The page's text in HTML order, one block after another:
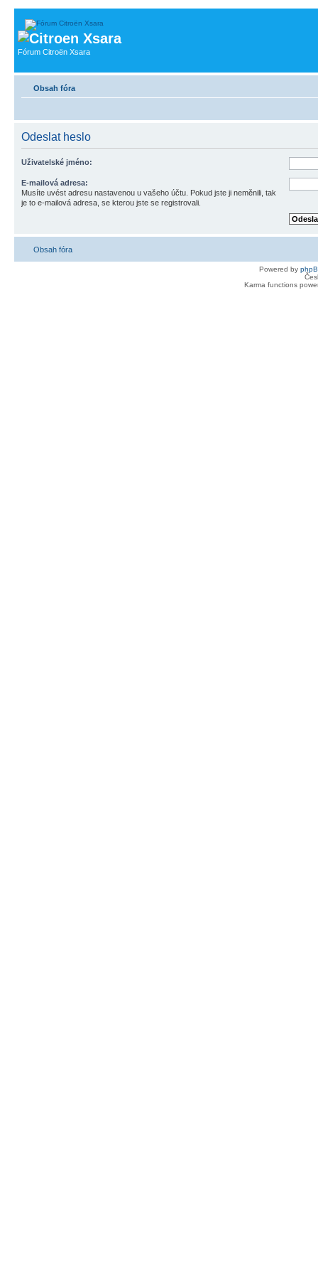
Fórum Citroën Xsara
Obsah fóra
Odeslat heslo
Uživatelské jméno:
E-mailová adresa:
Musíte uvést adresu nastavenou u vašeho účtu. Pokud jste ji neměnili, tak
je to e-mailová adresa, se kterou jste se registrovali.
Obsah fóra
Powered by
Karma functions